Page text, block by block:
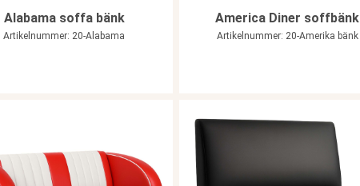
Alabama soffa bänk
Artikelnummer: 20-Alabama
America Diner soffbänk
Artikelnummer: 20-Amerika bänk